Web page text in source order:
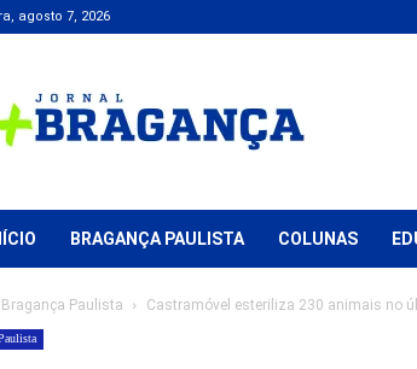
agosto 7, 2026
+
Bragança
BRAGANÇA PAULISTA COLUNAS
Bragança Paulista Castramóvel esteriliza 230 animais no